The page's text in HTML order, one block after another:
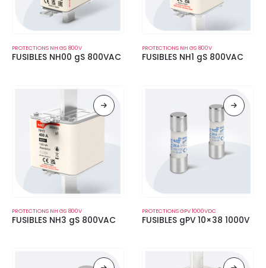
PROTECTIONS NH GS 800V
FUSIBLES NH00 gS 800VAC
PROTECTIONS NH GS 800V
FUSIBLES NH1 gS 800VAC
PROTECTIONS NH GS 800V
FUSIBLES NH3 gS 800VAC
PROTECTIONS GPV 1000VDC
FUSIBLES gPV 10×38 1000V